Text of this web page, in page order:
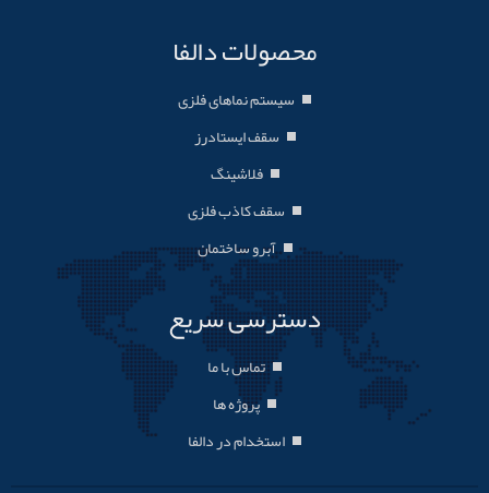
محصولات دالفا
سیستم نماهای فلزی
سقف ایستادرز
فلاشینگ
سقف کاذب فلزی
آبرو ساختمان
دسترسی سریع
تماس با ما
پروژه ها
استخدام در دالفا